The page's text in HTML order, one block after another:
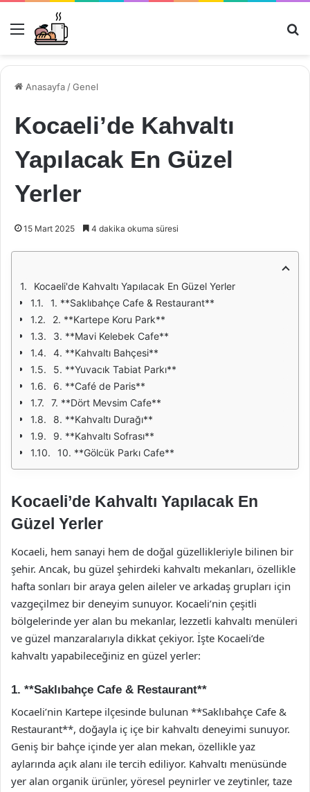
Menü
Anasayfa /Genel
Kocaeli’de Kahvaltı
Yapılacak En Güzel
Yerler
15 Mart 2025 4 dakika okuma süresi
Kocaeli'de Kahvaltı Yapılacak En Güzel Yerler
1. **Saklıbahçe Cafe & Restaurant**
2. **Kartepe Koru Park**
3. **Mavi Kelebek Cafe**
4. **Kahvaltı Bahçesi**
5. **Yuvacık Tabiat Parkı**
6. **Café de Paris**
7. **Dört Mevsim Cafe**
8. **Kahvaltı Durağı**
9. **Kahvaltı Sofrası**
10. **Gölcük Parkı Cafe**
Kocaeli’de Kahvaltı Yapılacak En
Güzel Yerler
Kocaeli, hem sanayi hem de doğal güzellikleriyle bilinen bir
şehir. Ancak, bu güzel şehirdeki kahvaltı mekanları, özellikle
hafta sonları bir araya gelen aileler ve arkadaş grupları için
vazgeçilmez bir deneyim sunuyor. Kocaeli’nin çeşitli
bölgelerinde yer alan bu mekanlar, lezzetli kahvaltı menüleri
ve güzel manzaralarıyla dikkat çekiyor. İşte Kocaeli’de
kahvaltı yapabileceğiniz en güzel yerler:
1. **Saklıbahçe Cafe & Restaurant**
Kocaeli’nin Kartepe ilçesinde bulunan **Saklıbahçe Cafe &
Restaurant**, doğayla iç içe bir kahvaltı deneyimi sunuyor.
Geniş bir bahçe içinde yer alan mekan, özellikle yaz
aylarında açık alanı ile tercih ediliyor. Kahvaltı menüsünde
yer alan organik ürünler, yöresel peynirler ve zeytinler, taze